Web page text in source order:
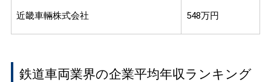
近畿車輛株式会社 548万円
鉄道車両業界の企業平均年収ランキング